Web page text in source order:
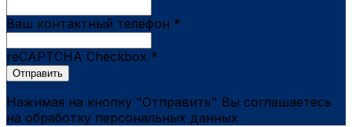
Ваш контактный телефон *
reCAPTCHA Checkbox *
Отправить
Нажимая на кнопку "Отправить" Вы соглашаетесь
на обработку персональных данных